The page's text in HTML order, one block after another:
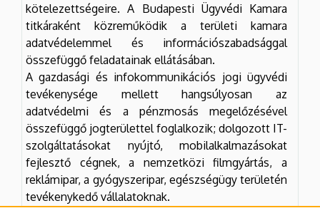
kötelezettségeire. A Budapesti Ügyvédi Kamara
titkáraként közreműködik a területi kamara
adatvédelemmel és információszabadsággal
összefüggő feladatainak ellátásában.
A gazdasági és infokommunikációs jogi ügyvédi
tevékenysége mellett hangsúlyosan az
adatvédelmi és a pénzmosás megelőzésével
összefüggő jogterülettel foglalkozik; dolgozott IT-
szolgáltatásokat nyújtó, mobilalkalmazásokat
fejlesztő cégnek, a nemzetközi filmgyártás, a
reklámipar, a gyógyszeripar, egészségügy területén
tevékenykedő vállalatoknak.